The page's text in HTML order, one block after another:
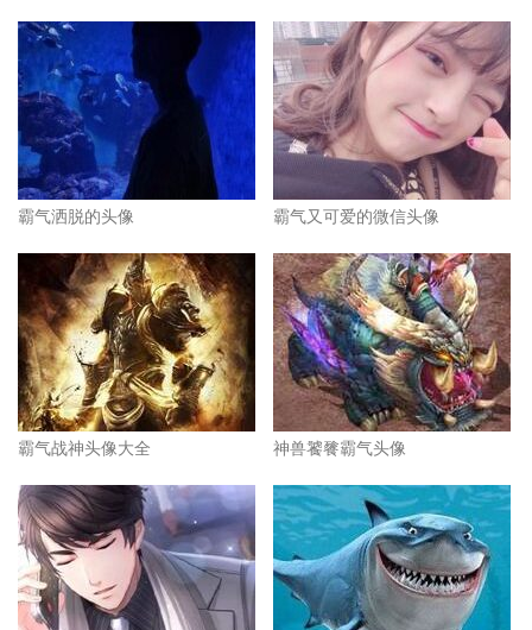
霸气洒脱的头像 霸气又可爱的微信头像
霸气战神头像大全 神兽饕餮霸气头像